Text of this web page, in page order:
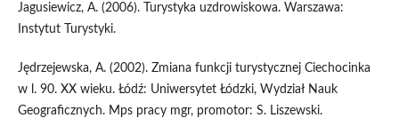
Jagusiewicz, A. (2006). Turystyka uzdrowiskowa. Warszawa:
Instytut Turystyki.
Jędrzejewska, A. (2002). Zmiana funkcji turystycznej Ciechocinka
w l. 90. XX wieku. Łódź: Uniwersytet Łódzki, Wydział Nauk
Geograficznych. Mps pracy mgr, promotor: S. Liszewski.